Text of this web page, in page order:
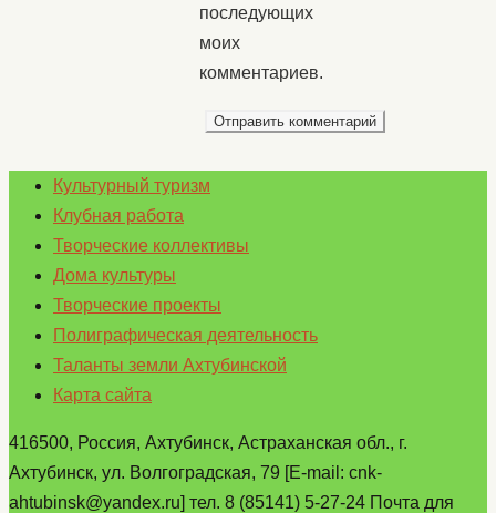
последующих
моих
комментариев.
Культурный туризм
Клубная работа
Творческие коллективы
Дома культуры
Творческие проекты
Полиграфическая деятельность
Таланты земли Ахтубинской
Карта сайта
416500, Россия, Ахтубинск, Астраханская обл., г.
Ахтубинск, ул. Волгоградская, 79 [E-mail: cnk-
ahtubinsk@yandex.ru] тел. 8 (85141) 5-27-24 Почта для